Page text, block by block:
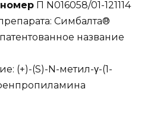
П N016058/01-121114
Симбалта®
название
(+)-(S)-N-метил-γ-(1-